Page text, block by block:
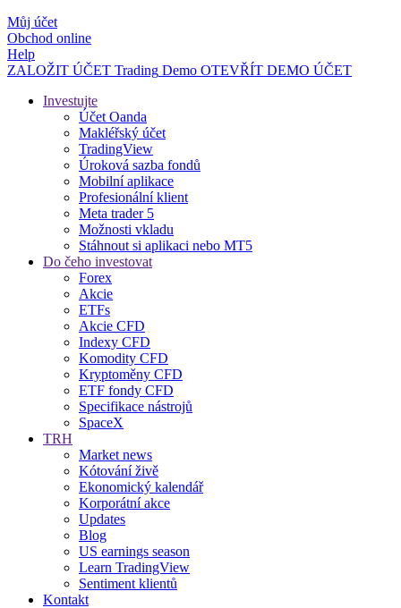
Můj účet
Obchod online
Help
ZALOŽIT ÚČET Trading Demo OTEVŘÍT DEMO ÚČET
Investujte
Účet Oanda
Makléřský účet
TradingView
Úroková sazba fondů
Mobilní aplikace
Profesionální klient
Meta trader 5
Možnosti vkladu
Stáhnout si aplikaci nebo MT5
Do čeho investovat
Forex
Akcie
ETFs
Akcie CFD
Indexy CFD
Komodity CFD
Kryptoměny CFD
ETF fondy CFD
Specifikace nástrojů
SpaceX
TRH
Market news
Kótování živě
Ekonomický kalendář
Korporátní akce
Updates
Blog
US earnings season
Learn TradingView
Sentiment klientů
Kontakt